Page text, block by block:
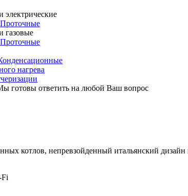
электрические
Проточные
газовые
Проточные
нагрева
готовы ответить на любой Ваш вопрос
котлов, непревзойденный итальянский
Fi